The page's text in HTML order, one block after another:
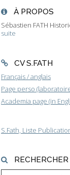
À PROPOS
Sébastien FATH
suite
CV S.FATH
Français / anglais
Page perso
Academia page (in
S.Fath, Liste
RECHERCHER